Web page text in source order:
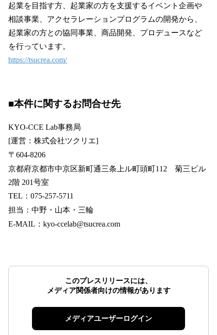
起業を目指す方、起業家の方を支援するイベント企画や
相談事業、アクセラレーションプログラムの開発から、
起業家の方との協同事業、商品開発、プロデュースなど
を行っています。
https://tsucrea.com/
■本件に関するお問合せ先
KYO-CCE Lab事務局
[運営：株式会社ツクリエ]
〒604-8206
京都府京都市中京区新町通三条上ル町頭町112 菊三ビル
2階 201号室
TEL：075-257-5711
担当：中野・山本・三輪
E-MAIL：kyo-ccelab@tsucrea.com
このプレスリリースには、
メディア関係者向けの情報があります
メディアユーザーログイン